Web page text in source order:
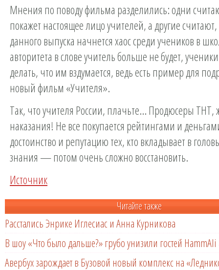
Мнения по поводу фильма разделились: одни
покажет настоящее лицо учителей, а другие
данного выпуска начнется хаос среди учеников в
авторитета в слове учитель больше не будет,
делать, что им вздумается, ведь есть пример для
новый фильм «Учителя».
Так, что учителя России, плачьте… Продюсеры ТНТ,
наказания! Не все покупается рейтингами и
достоинство и репутацию тех, кто вкладывает в
знания — потом очень сложно восстановить.
Источник
Читайте также
Расстались Энрике Иглесиас и Анна Курникова
В шоу «Что было дальше?» грубо унизили гостей HammAli
Авербух зарождает в Бузовой новый комплекс на